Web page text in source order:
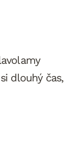
dlouhý čas,